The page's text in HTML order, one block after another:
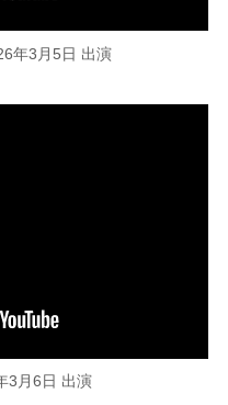
年3月5日 出演
3月6日 出演